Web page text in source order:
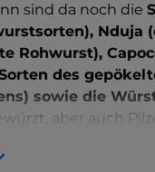
sind da noch die
Nduja
Rohwurst),
des
sowie die
aber auch
Torroni (weißer